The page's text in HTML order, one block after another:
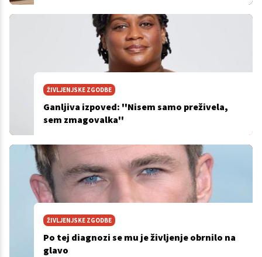
ŽIVLJENJSKE ZGODBE
Ganljiva izpoved: ''Nisem samo preživela,
sem zmagovalka''
ŽIVLJENJSKE ZGODBE
Po tej diagnozi se mu je življenje obrnilo na
glavo